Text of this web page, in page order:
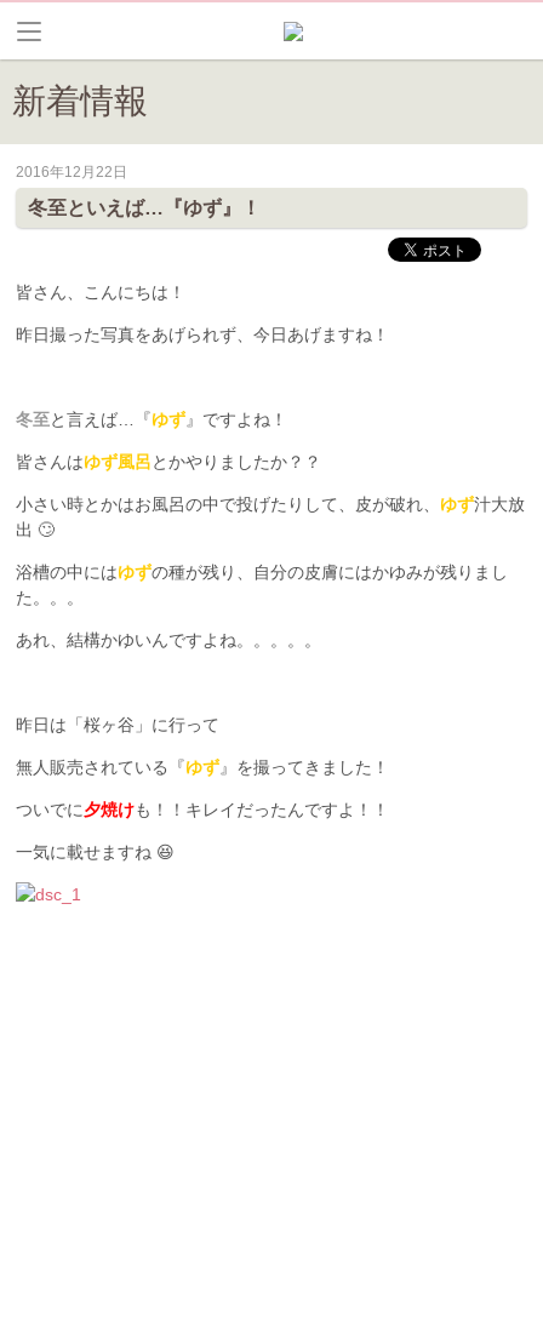
新着情報
皆野町のイベントやお祭り、花情報等の最新情報や観光協会会員情報
2016年12月22日
冬至といえば…『ゆず』！
皆さん、こんにちは！
昨日撮った写真をあげられず、今日あげますね！
冬至と言えば…『ゆず』ですよね！
皆さんはゆず風呂とかやりましたか？？
小さい時とかはお風呂の中で投げたりして、皮が破れ、 ゆず汁大放
出 🙄
浴槽の中にはゆずの種が残り、自分の皮膚にはかゆみが残りまし
た。。。
あれ、結構かゆいんですよね。。。。。
昨日は「桜ヶ谷」に行って
無人販売されている『ゆず』を撮ってきました！
ついでに夕焼けも！！キレイだったんですよ！！
一気に載せますね 😆